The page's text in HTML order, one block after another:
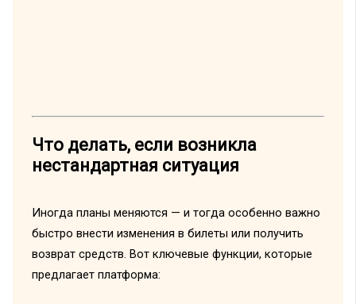
Что делать, если возникла
нестандартная ситуация
Иногда планы меняются — и тогда особенно важно
быстро внести изменения в билеты или получить
возврат средств. Вот ключевые функции, которые
предлагает платформа: